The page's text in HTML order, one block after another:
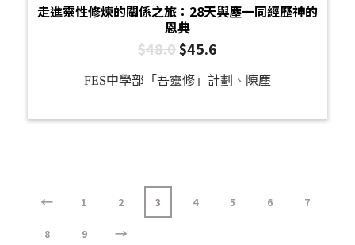
走進靈性修煉的關係之旅：28天與塵一同經歷神的
恩典
$48.0$45.6
FES中學部「吾靈修」計劃 、 陳塵
← 1 2 3 4 5 6 7
8 9 →